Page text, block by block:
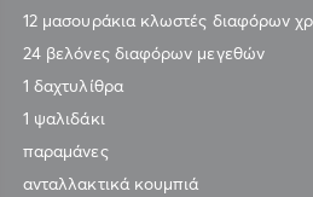
12 μασουράκια κλωστές διαφόρων
24 βελόνες διαφόρων μεγεθών
1 δαχτυλίθρα
1 ψαλιδάκι
παραμάνες
ανταλλακτικά κουμπιά